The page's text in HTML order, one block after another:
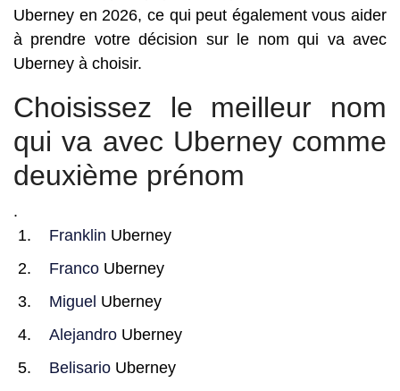
Uberney en 2026, ce qui peut également vous aider
à prendre votre décision sur le nom qui va avec
Uberney à choisir.
Choisissez le meilleur nom
qui va avec Uberney comme
deuxième prénom
.
Franklin Uberney
Franco Uberney
Miguel Uberney
Alejandro Uberney
Belisario Uberney